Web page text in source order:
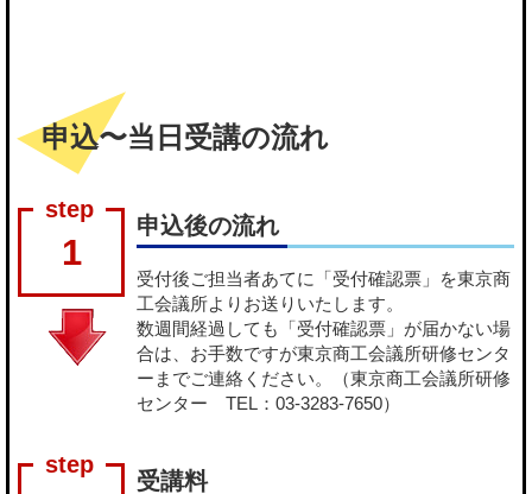
申込〜当日受講の流れ
1
申込後の流れ
受付後ご担当者あてに「受付確認票」を東京商
工会議所よりお送りいたします。
数週間経過しても「受付確認票」が届かない場
合は、お手数ですが東京商工会議所研修センタ
ーまでご連絡ください。（東京商工会議所研修
センター TEL：03-3283-7650）
受講料